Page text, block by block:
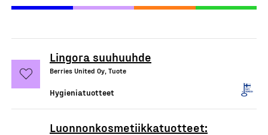
Lingora suuhuuhde
Berries United Oy, Tuote
Hygieniatuotteet
Luonnonkosmetiikkatuotteet: